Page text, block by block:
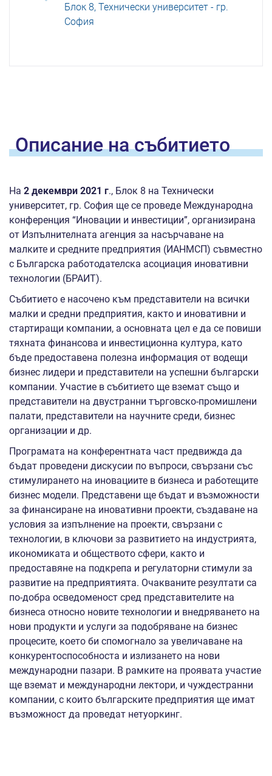
Блок 8, Технически университет - гр.
София
Oписание насъбитието
На 2 декември 2021 г., Блок 8 на Технически
университет, гр. София ще се проведе Международна
конференция “Иновации и инвестиции”, организирана
от Изпълнителната агенция за насърчаване на
малките и средните предприятия (ИАНМСП) съвместно
с Българска работодателска асоциация иновативни
технологии (БРАИТ).
Събитието е насочено към представители на всички
малки и средни предприятия, както и иновативни и
стартиращи компании, а основната цел е да се повиши
тяхната финансова и инвестиционна култура, като
бъде предоставена полезна информация от водещи
бизнес лидери и представители на успешни български
компании. Участие в събитието ще вземат също и
представители на двустранни търговско-промишлени
палати, представители на научните среди, бизнес
организации и др.
Програмата на конферентната част предвижда да
бъдат проведени дискусии по въпроси, свързани със
стимулирането на иновациите в бизнеса и работещите
бизнес модели. Представени ще бъдат и възможности
за финансиране на иновативни проекти, създаване на
условия за изпълнение на проекти, свързани с
технологии, в ключови за развитието на индустрията,
икономиката и обществото сфери, както и
предоставяне на подкрепа и регулаторни стимули за
развитие на предприятията. Очакваните резултати са
по-добра осведоменост сред представителите на
бизнеса относно новите технологии и внедряването на
нови продукти и услуги за подобряване на бизнес
процесите, което би спомогнало за увеличаване на
конкурентоспособноста и излизането на нови
международни пазари. В рамките на проявата участие
ще вземат и международни лектори, и чуждестранни
компании, с които българските предприятия ще имат
възможност да проведат нетуоркинг.